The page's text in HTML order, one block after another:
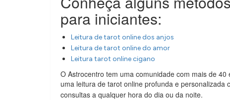
para iniciantes:
Leitura de tarot online dos anjos
Leitura de tarot online do amor
Leitura tarot online cigano
O Astrocentro tem uma comunidade com mais de
uma leitura de tarot online profunda e personalizada
consultas a qualquer hora do dia ou da noite.